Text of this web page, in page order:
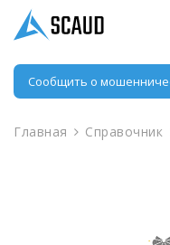
Сообщить о
Главная Справочник